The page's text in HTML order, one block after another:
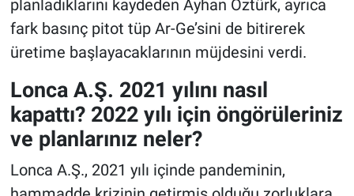
planladıklarını kaydeden Ayhan Öztürk, ayrıca
fark basınç pitot tüp Ar-Ge’sini de bitirerek
üretime başlayacaklarının müjdesini verdi.
Lonca A.Ş. 2021 yılını nasıl
kapattı? 2022 yılı için öngörüleriniz
ve planlarınız neler?
Lonca A.Ş., 2021 yılı içinde pandeminin,